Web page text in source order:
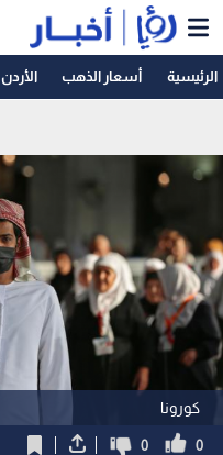
الرئيسية أسعار الذهب الأردن
كورونا
0
0